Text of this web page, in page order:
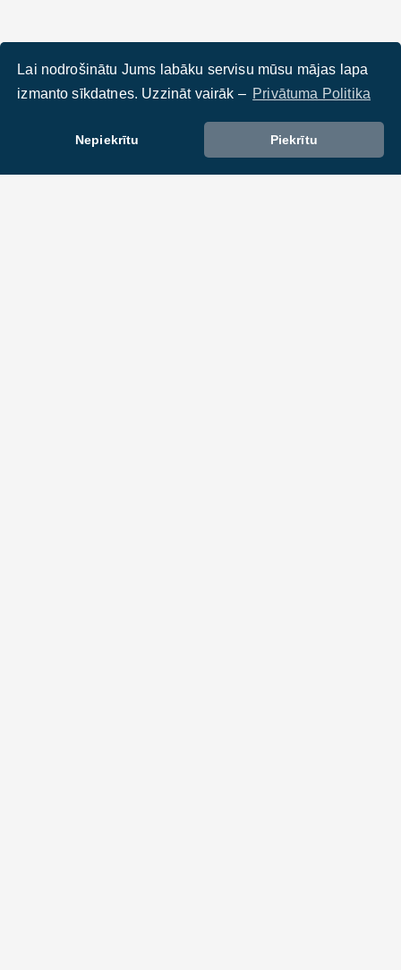
Lai nodrošinātu Jums labāku servisu mūsu mājas lapa
izmanto sīkdatnes. Uzzināt vairāk – Privātuma Politika
Nepiekrītu Piekrītu